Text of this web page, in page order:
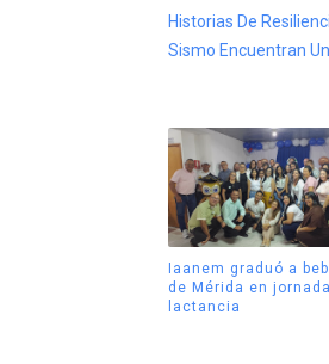
Historias De
Sismo Encuentran
Iaanem graduó a
de Mérida en
lactancia